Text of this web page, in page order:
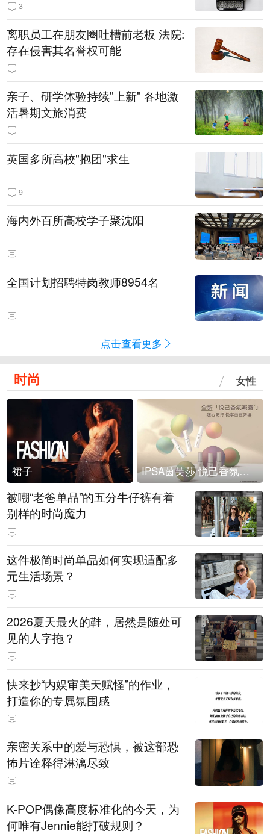
3
离职员工在朋友圈吐槽前老板 法院:
存在侵害其名誉权可能
亲子、研学体验持续"上新" 各地激
活暑期文旅消费
英国多所高校"抱团"求生
9
海内外百所高校学子聚沈阳
全国计划招聘特岗教师8954名
点击查看更多
时尚 女性
裙子 IPSA茵芙莎 悦己香氛凝露上市
被嘲“老爸单品”的五分牛仔裤有着
别样的时尚魔力
这件极简时尚单品如何实现适配多
元生活场景？
2026夏天最火的鞋，居然是随处可
见的人字拖？
快来抄“内娱审美天赋怪”的作业，
打造你的专属氛围感
亲密关系中的爱与恐惧，被这部恐
怖片诠释得淋漓尽致
K-POP偶像高度标准化的今天，为
何唯有Jennie能打破规则？